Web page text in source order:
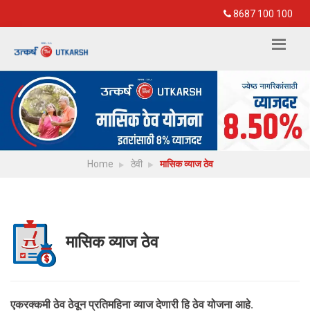
8687 100 100
Home ठेवी मासिक व्याज ठेव
मासिक व्याज ठेव
एकरक्कमी ठेव ठेवून प्रतिमहिना व्याज देणारी हि ठेव योजना आहे.